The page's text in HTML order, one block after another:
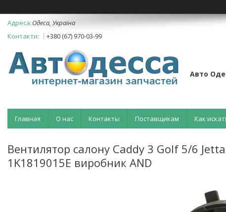
Одеса, Україна
+380 (67) 970-03-99
Авто
Главная О нас Контакты Поставщикам Как
Вентилятор салону Caddy 3 Golf 5/6
1K1819015E виробник AND